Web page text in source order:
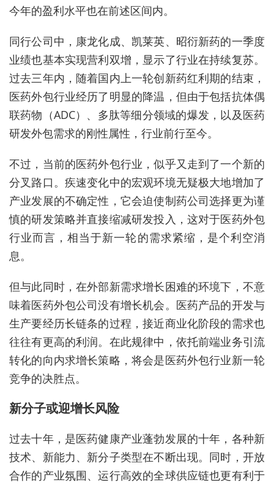
今年的盈利水平也在前述区间内。
同行公司中，康龙化成、凯莱英、昭衍新药的一季度
业绩也基本实现营利双增，显示了行业在持续复苏。
过去三年内，随着国内上一轮创新药红利期的结束，
医药外包行业经历了明显的降温，但由于包括抗体偶
联药物（ADC）、多肽等细分领域的爆发，以及医药
研发外包需求的刚性属性，行业前行至今。
不过，当前的医药外包行业，似乎又走到了一个新的
分叉路口。疾速变化中的宏观环境无疑极大地增加了
产业发展的不确定性，它会迫使制药公司选择更为谨
慎的研发策略并直接缩减研发投入，这对于医药外包
行业而言，相当于新一轮的需求紧缩，是个利空消
息。
但与此同时，在外部新需求增长困难的环境下，不意
味着医药外包公司没有增长机会。医药产品的开发与
生产要经历长链条的过程，接近商业化阶段的需求也
往往有更高的利润。在此规律中，依托前端业务引流
转化的向内求增长策略，将会是医药外包行业新一轮
竞争的决胜点。
新分子或迎增长风险
过去十年，是医药健康产业蓬勃发展的十年，各种新
技术、新能力、新分子类型在不断出现。同时，开放
合作的产业氛围、运行高效的全球供应链也更有利于